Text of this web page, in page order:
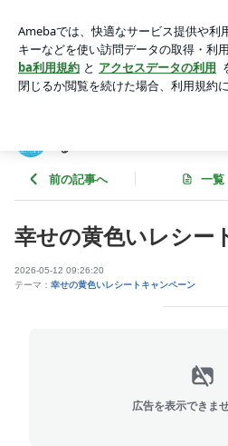
にゃんゆいまーる
アプリをダウンロードして ブログの更
ょう。
る
前の記事へ 一覧
幸せの黄色いレシー
2026-05-12 09:26:20
テーマ： 幸せの黄色いレシートキャンペーン
広告を表示できま